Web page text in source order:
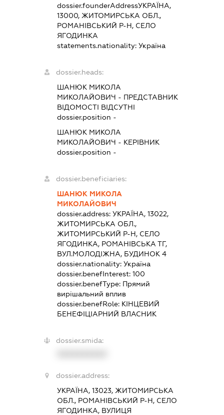
dossier.founderAddressУКРАЇНА,
13000, ЖИТОМИРСЬКА ОБЛ.,
РОМАНІВСЬКИЙ Р-Н, СЕЛО
ЯГОДИНКА
statements.nationality: Україна
dossier.heads:
ШАНЮК МИКОЛА
МИКОЛАЙОВИЧ - ПРЕДСТАВНИК
ВІДОМОСТІ ВІДСУТНІ
dossier.position -
ШАНЮК МИКОЛА
МИКОЛАЙОВИЧ - КЕРІВНИК
dossier.position -
dossier.beneficiaries:
ШАНЮК МИКОЛА
МИКОЛАЙОВИЧ
dossier.address: УКРАЇНА, 13022,
ЖИТОМИРСЬКА ОБЛ.,
ЖИТОМИРСЬКИЙ Р-Н, СЕЛО
ЯГОДИНКА, РОМАНІВСЬКА ТГ,
ВУЛ.МОЛОДІЖНА, БУДИНОК 4
dossier.nationality: Україна
dossier.benefInterest: 100
dossier.benefType: Прямий
вирішальний вплив
dossier.benefRole: КІНЦЕВИЙ
БЕНЕФІЦІАРНИЙ ВЛАСНИК
dossier.smida:
dossier.address:
УКРАЇНА, 13023, ЖИТОМИРСЬКА
ОБЛ., РОМАНІВСЬКИЙ Р-Н, СЕЛО
ЯГОДИНКА, ВУЛИЦЯ